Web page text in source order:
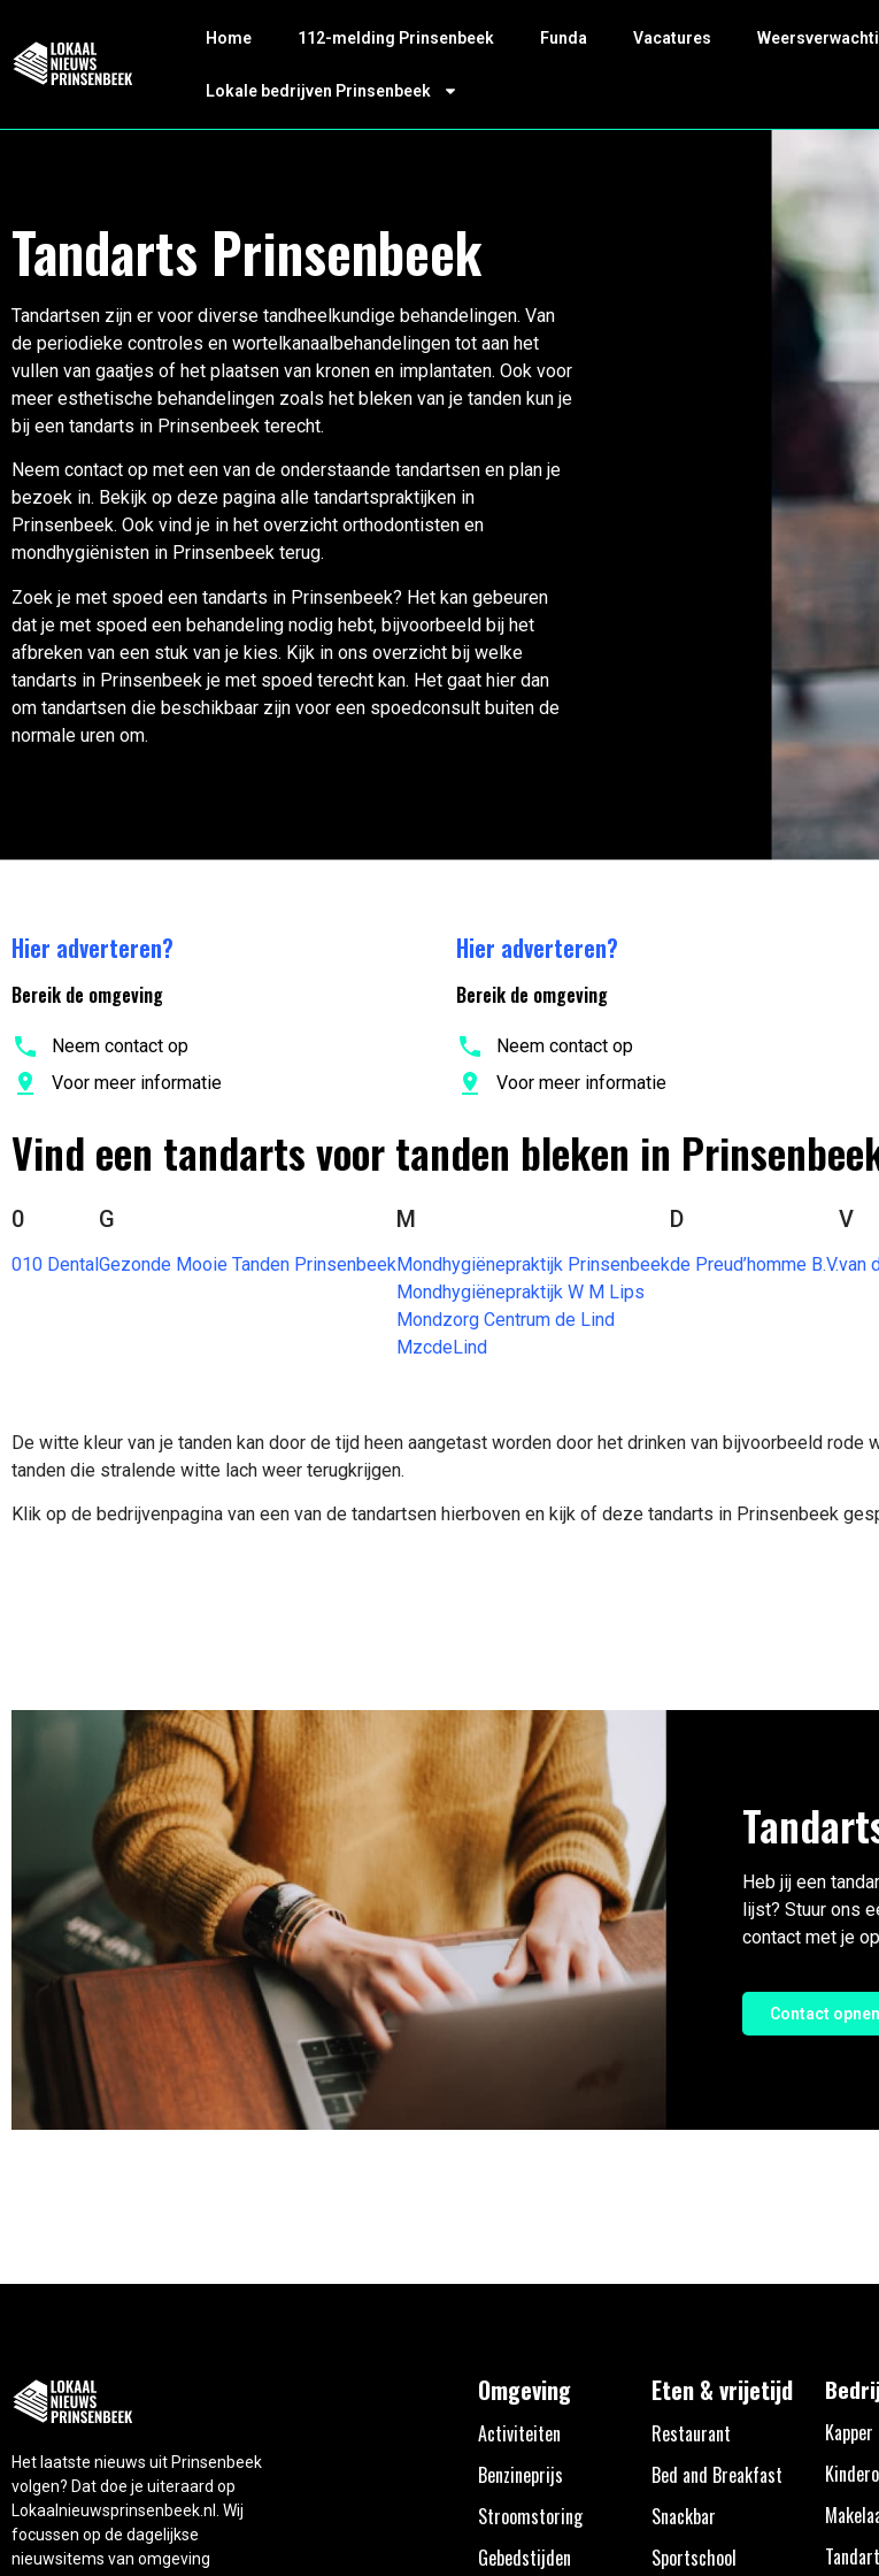
Home 112-melding Prinsenbeek Funda Vacatures
Lokale bedrijven Prinsenbeek
Tandarts Prinsenbeek
Tandartsen zijn er voor diverse tandheelkundige behandelingen. Van
de periodieke controles en wortelkanaalbehandelingen tot aan het
vullen van gaatjes of het plaatsen van kronen en implantaten. Ook voor
meer esthetische behandelingen zoals het bleken van je tanden kun je
bij een tandarts in Prinsenbeek terecht.
Neem contact op met een van de onderstaande tandartsen en plan je
bezoek in. Bekijk op deze pagina alle tandartspraktijken in
Prinsenbeek. Ook vind je in het overzicht orthodontisten en
mondhygiënisten in Prinsenbeek terug.
Zoek je met spoed een tandarts in Prinsenbeek? Het kan gebeuren
dat je met spoed een behandeling nodig hebt, bijvoorbeeld bij het
afbreken van een stuk van je kies. Kijk in ons overzicht bij welke
tandarts in Prinsenbeek je met spoed terecht kan. Het gaat hier dan
om tandartsen die beschikbaar zijn voor een spoedconsult buiten de
normale uren om.
Hier adverteren?
Bereik de omgeving
Neem contact op
Voor meer informatie
Hier adverteren?
Bereik de omgeving
Neem contact op
Voor meer informatie
Vind een tandarts voor tanden bleken in
0
010 Dental
G
Gezonde Mooie Tanden Prinsenbeek
M
Mondhygiënepraktijk Prinsenbeek
Mondhygiënepraktijk W M Lips
Mondzorg Centrum de Lind
MzcdeLind
D
de Preud’homme B.V.
V
van
De witte kleur van je tanden kan door de tijd heen aangetast worden door het drinken van bijvoorbeeld rode
tanden die stralende witte lach weer terugkrijgen.
Klik op de bedrijvenpagina van een van de tandartsen hierboven en kijk of deze tandarts in Prinsenbeek
Heb jij een
lijst? Stuur ons
contact met je
Contact
Het laatste nieuws uit Prinsenbeek
volgen? Dat doe je uiteraard op
Lokaalnieuwsprinsenbeek.nl. Wij
focussen op de dagelijkse
nieuwsitems van omgeving
Omgeving
Activiteiten
Benzineprijs
Stroomstoring
Gebedstijden
Eten & vrijetijd
Restaurant
Bed and Breakfast
Snackbar
Sportschool
Kapper